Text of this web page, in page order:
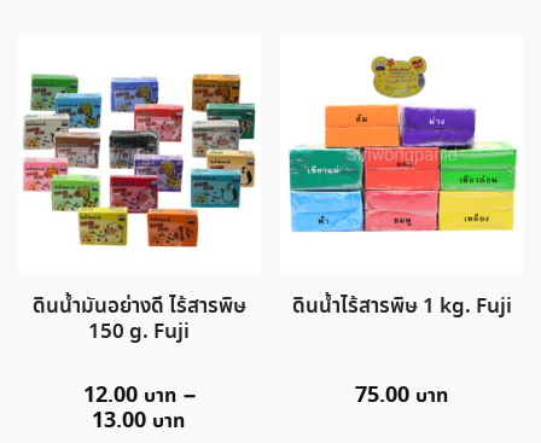
ดินน้ำมันอย่างดี ไร้สารพิษ
150 g. Fuji
12.00
–
13.00
ดินน้ำไร้สารพิษ 1 kg. Fuji
75.00